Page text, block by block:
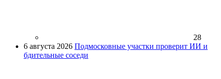
28
6 августа 2026 Подмосковные участки проверит ИИ и
бдительные соседи